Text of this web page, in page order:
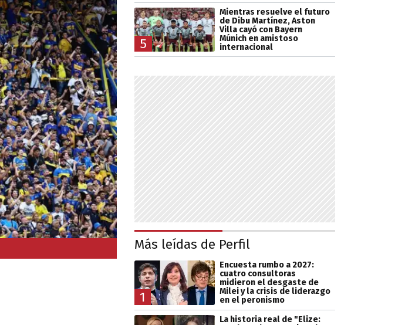
5
Mientras resuelve el futuro
de Dibu Martínez, Aston
Villa cayó con Bayern
Múnich en amistoso
internacional
Más leídas de Perfil
1
Encuesta rumbo a 2027:
cuatro consultoras
midieron el desgaste de
Milei y la crisis de liderazgo
en el peronismo
La historia real de "Elize: